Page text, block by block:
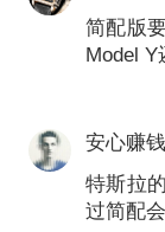
简配版
Model Y
安心赚钱
特斯拉
过简配